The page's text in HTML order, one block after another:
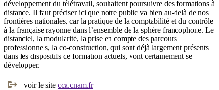
développement du télétravail, souhaitent poursuivre des formations à
distance. Il faut préciser ici que notre public va bien au-delà de nos
frontières nationales, car la pratique de la comptabilité et du contrôle
à la française rayonne dans l’ensemble de la sphère francophone. Le
distanciel, la modularité, la prise en compte des parcours
professionnels, la co-construction, qui sont déjà largement présents
dans les dispositifs de formation actuels, vont certainement se
développer.
voir le site cca.cnam.fr